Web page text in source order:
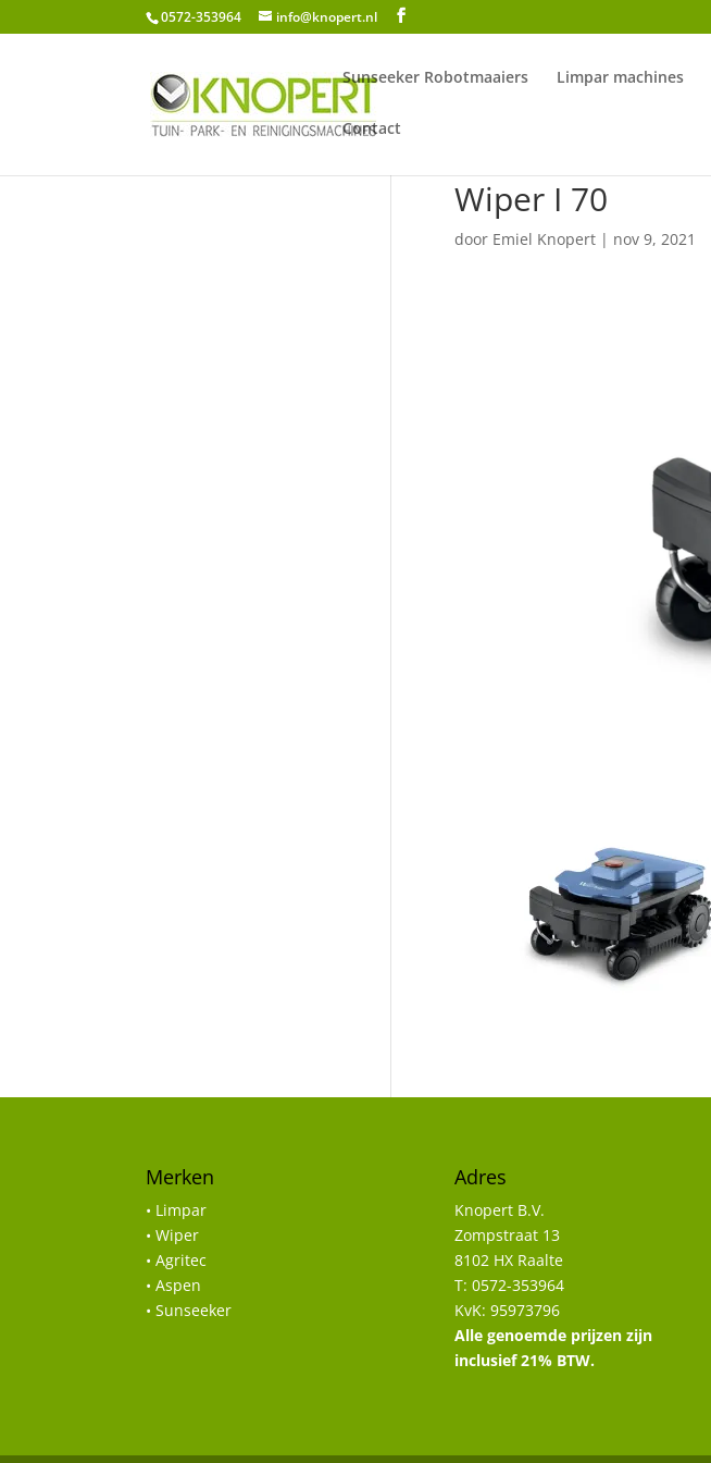
0572-353964 info@knopert.nl
Sunseeker Robotmaaiers Limpar machines
Contact
Wiper I 70
door Emiel Knopert| nov 9, 2021
Merken
• Limpar
• Wiper
• Agritec
• Aspen
• Sunseeker
Adres
Knopert B.V.
Zompstraat 13
8102 HX Raalte
T: 0572-353964
KvK: 95973796
Alle genoemde prijzen zijn
inclusief 21% BTW.